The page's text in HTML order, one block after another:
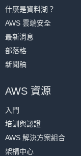
什麼是資料湖？
AWS 雲端安全
最新消息
部落格
新聞稿
AWS 資源
入門
培訓與認證
AWS 解決方案組合
架構中心